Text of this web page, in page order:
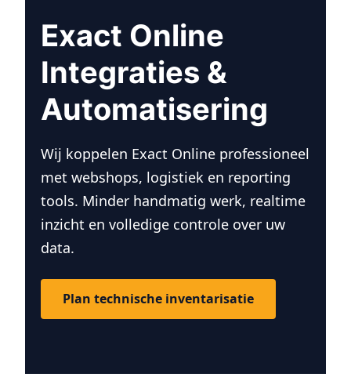
Exact Online
Integraties &
Automatisering
Wij koppelen Exact Online professioneel
met webshops, logistiek en reporting
tools. Minder handmatig werk, realtime
inzicht en volledige controle over uw
data.
Plan technische inventarisatie